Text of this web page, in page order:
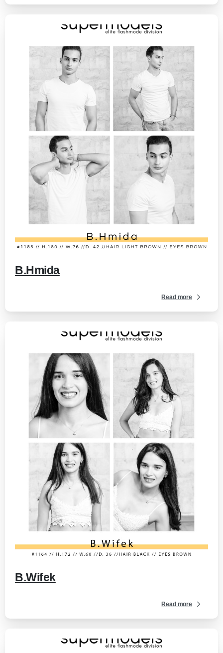
B.Hmida
Read more
B.Wifek
Read more